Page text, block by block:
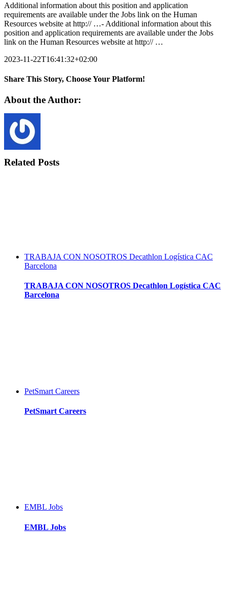
Additional information about this position and application
requirements are available under the Jobs link on the Human
Resources website at http:// …- Additional information about this
position and application requirements are available under the Jobs
link on the Human Resources website at http:// …
2023-11-22T16:41:32+02:00
Share This Story, Choose Your Platform!
Facebook
Twitter
LinkedIn
Reddit
WhatsApp
Tumblr
Pinterest
Vk
Xing
Email
About the Author:
Related Posts
TRABAJA CON NOSOTROS Decathlon Logística CAC
Barcelona
TRABAJA CON NOSOTROS Decathlon Logística CAC
Barcelona
PetSmart Careers
PetSmart Careers
EMBL Jobs
EMBL Jobs